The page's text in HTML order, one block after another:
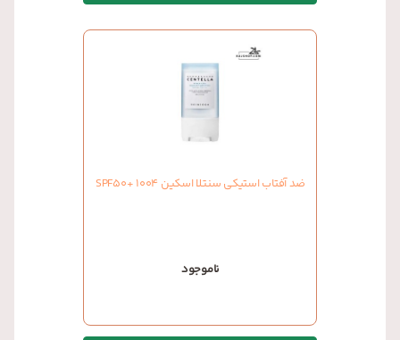
ضد آفتاب استیکی سنتلا اسکین 1004 +SPF50
ناموجود